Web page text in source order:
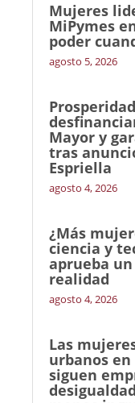
Mujeres
MiPymes
poder
agosto 5, 2026
Mayor y
tras
Espriella
agosto 4, 2026
¿Más
ciencia y
aprueba
realidad
agosto 4, 2026
Las
urbanos
siguen